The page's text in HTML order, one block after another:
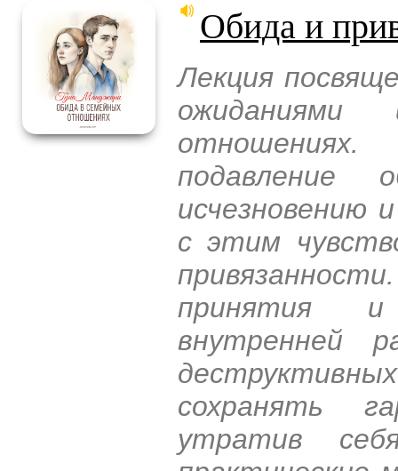
Обида и
Лекция
исчезновению
с этим
принятия и
внутренней
сохранять
утратив